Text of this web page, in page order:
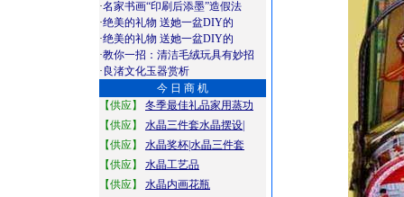
·名家书画“印刷后添墨”造假法
·绝美的礼物 送她一盆DIY的
·绝美的礼物 送她一盆DIY的
·教你一招：清洁毛绒玩具有妙招
· 良渚文化玉器赏析
今 日 商 机
【供应】
冬季最佳礼品家用蒸功
【供应】
水晶三件套水晶摆设|
【供应】
水晶奖杯|水晶三件套
【供应】
水晶工艺品
【供应】
水晶内画花瓶